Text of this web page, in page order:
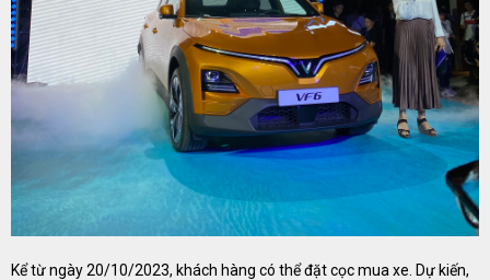
Kể từ ngày 20/10/2023, khách hàng có thể đặt cọc mua xe. Dự kiến,